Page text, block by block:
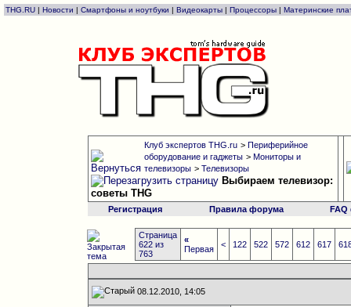
THG.RU | Новости | Смартфоны и ноутбуки | Видеокарты | Процессоры | Материнские
Клуб экспертов THG.ru > Периферийное
оборудование и гаджеты > Мониторы и
телевизоры > Телевизоры
Выбираем телевизор:
советы THG
Регистрация Правила форума
Страница
622 из
763
«
Первая
< 122 522 572 612 617
08.12.2010, 14:05